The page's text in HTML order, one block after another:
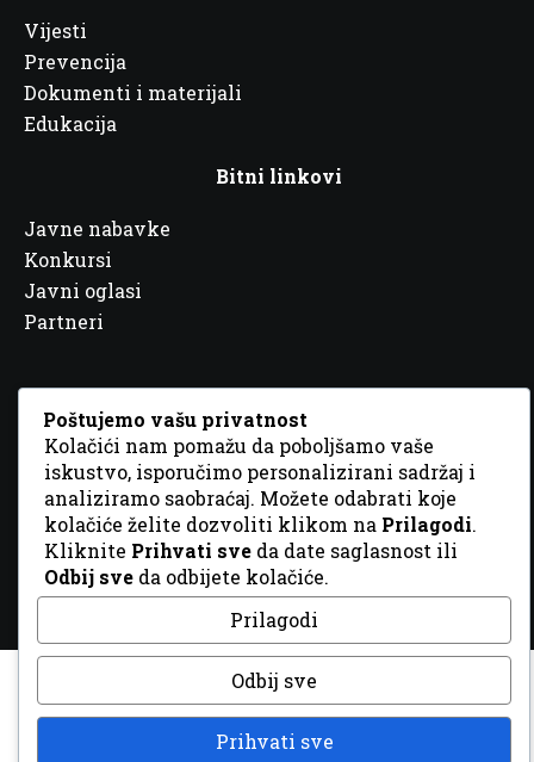
Vijesti
Prevencija
Dokumenti i materijali
Edukacija
Bitni linkovi
Javne nabavke
Konkursi
Javni oglasi
Partneri
© 2026 Sva prava zadržana. DizajnGordonDM
Poštujemo vašu privatnost
Kolačići nam pomažu da poboljšamo vaše
iskustvo, isporučimo personalizirani sadržaj i
analiziramo saobraćaj. Možete odabrati koje
kolačiće želite dozvoliti klikom na Prilagodi.
Kliknite Prihvati sve da date saglasnost ili
Odbij sve da odbijete kolačiće.
Prilagodi
Odbij sve
Prihvati sve